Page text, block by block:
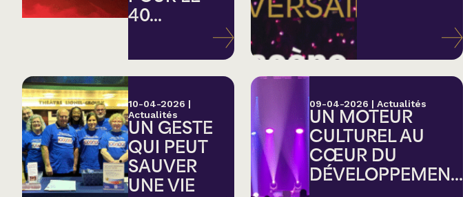
Apéro et perfo
Musique (Blues, folk,
traditionnelle)
Country
Famille
40...
10-04-2026 |
Actualités
UN GESTE
QUI PEUT
SAUVER
UNE VIE
09-04-2026 | Actualités
UN MOTEUR
CULTUREL AU
CŒUR DU
DÉVELOPPEMEN...